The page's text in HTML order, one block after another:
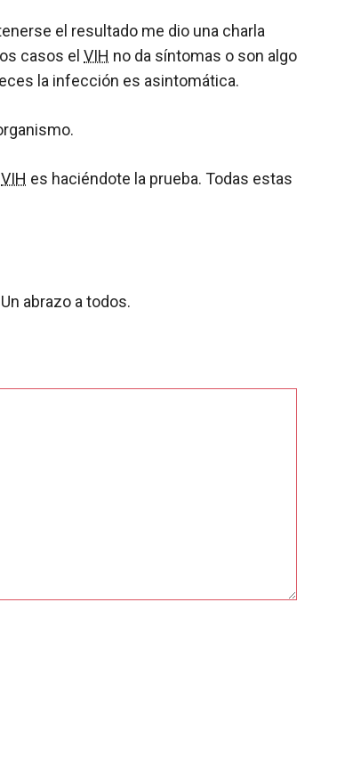
el resultado me dio una charla
casos el VIH no da síntomas o son algo
la infección es asintomática.
VIH es haciéndote la prueba. Todas estas
abrazo a todos.